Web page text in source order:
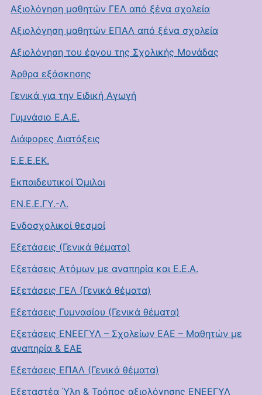
Αξιολόγηση μαθητών ΓΕΛ από ξένα σχολεία
Αξιολόγηση μαθητών ΕΠΑΛ από ξένα σχολεία
Αξιολόγηση του έργου της Σχολικής Μονάδας
Άρθρα εξάσκησης
Γενικά για την Ειδική Αγωγή
Γυμνάσιο Ε.Α.Ε.
Διάφορες Διατάξεις
Ε.Ε.Ε.ΕΚ.
Εκπαιδευτικοί Όμιλοι
ΕΝ.Ε.Ε.ΓΥ.-Λ.
Ενδοσχολικοί θεσμοί
Εξετάσεις (Γενικά θέματα)
Εξετάσεις Ατόμων με αναπηρία και Ε.Ε.Α.
Εξετάσεις ΓΕΛ (Γενικά θέματα)
Εξετάσεις Γυμνασίου (Γενικά θέματα)
Εξετάσεις ΕΝΕΕΓΥΛ – Σχολείων ΕΑΕ – Μαθητών με
αναπηρία & ΕΑΕ
Εξετάσεις ΕΠΑΛ (Γενικά θέματα)
Εξεταστέα Ύλη & Τρόπος αξιολόγησης ΕΝΕΕΓΥΛ